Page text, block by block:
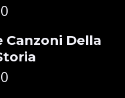
Canzoni Della